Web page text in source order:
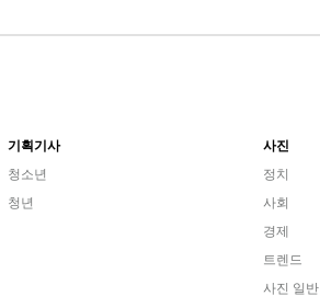
기획기사
청소년
청년
사진
정치
사회
경제
트렌드
사진 일반